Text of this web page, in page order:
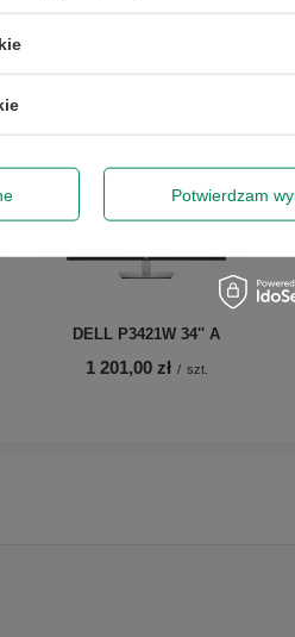
DELL P3421W 34'' A
1 201,00 zł / szt.
Potwierdzam